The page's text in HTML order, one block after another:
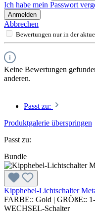
Ich habe mein Passwort
Anmelden
Abbrechen
Bewertungen nur in der
Keine Bewertungen
anderen.
Passt zu:
Produktgalerie überspringen
Passt zu:
Bundle
Kipphebel-Lichtschalter
FARBE:: Gold | GRÖßE::
WECHSEL-Schalter